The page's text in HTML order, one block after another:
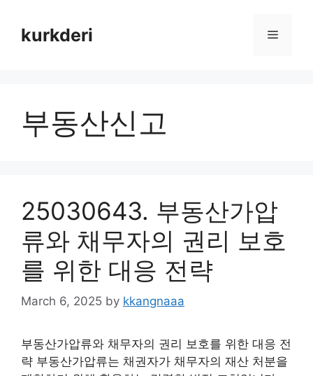
contentkurkderi Menu
부동산신고
25030643. 부동산가압
류와 채무자의 권리 보호
를 위한 대응 전략
March 6, 2025 by kkangnaaa
부동산가압류와 채무자의 권리 보호를 위한 대응 전
략 부동산가압류는 채권자가 채무자의 재산 처분을